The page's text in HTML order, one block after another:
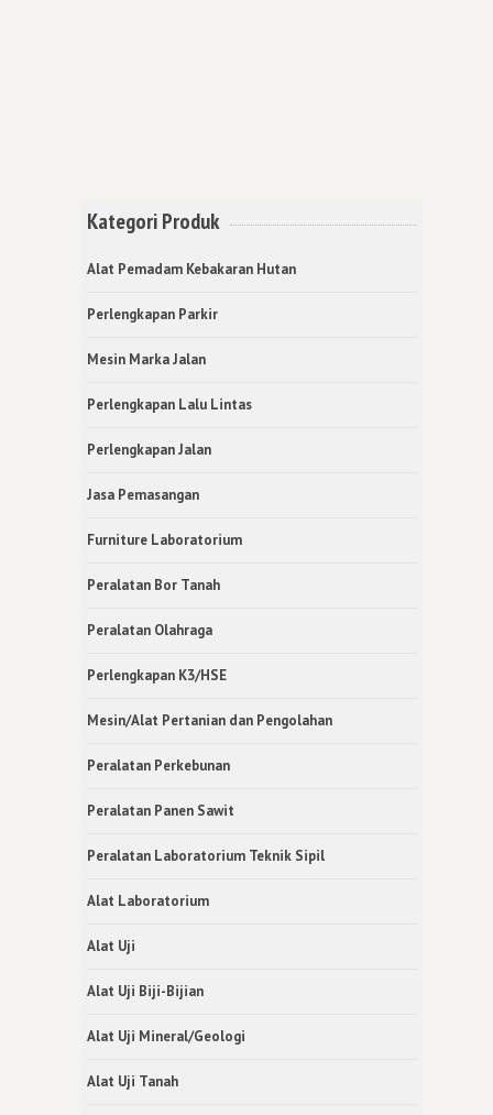
Kategori Produk
Alat Pemadam Kebakaran Hutan
Perlengkapan Parkir
Mesin Marka Jalan
Perlengkapan Lalu Lintas
Perlengkapan Jalan
Jasa Pemasangan
Furniture Laboratorium
Peralatan Bor Tanah
Peralatan Olahraga
Perlengkapan K3/HSE
Mesin/Alat Pertanian dan Pengolahan
Peralatan Perkebunan
Peralatan Panen Sawit
Peralatan Laboratorium Teknik Sipil
Alat Laboratorium
Alat Uji
Alat Uji Biji-Bijian
Alat Uji Mineral/Geologi
Alat Uji Tanah